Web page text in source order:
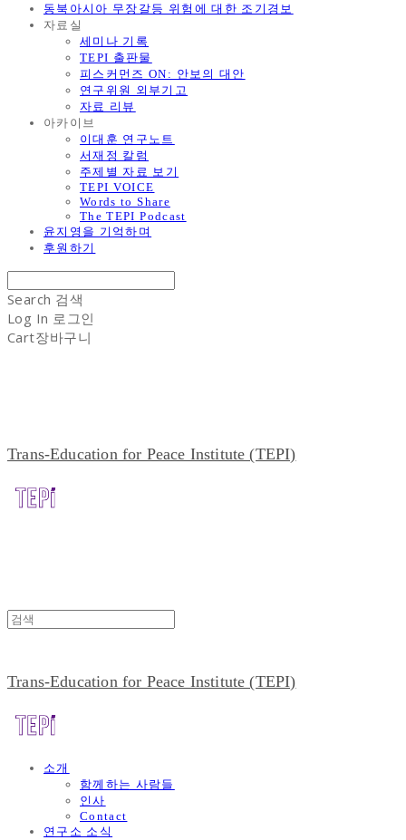
동북아시아 무장갈등 위험에 대한 조기경보
자료실
세미나 기록
TEPI 출판물
피스커먼즈 ON: 안보의 대안
연구위원 외부기고
자료 리뷰
아카이브
이대훈 연구노트
서재정 칼럼
주제별 자료 보기
TEPI VOICE
Words to Share
The TEPI Podcast
윤지영을 기억하며
후원하기
Search 검색
Log In 로그인
Cart장바구니
Trans-Education for Peace Institute (TEPI)
Trans-Education for Peace Institute (TEPI)
소개
함께하는 사람들
인사
Contact
연구소 소식